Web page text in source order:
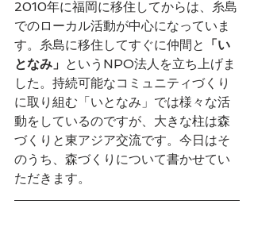
2010年に福岡に移住してからは、糸島
でのローカル活動が中心になっていま
す。糸島に移住してすぐに仲間と
「い
となみ」 というNPO法人を立ち上げま
した。持続可能なコミュニティづくり
に取り組む「いとなみ」では様々な活
動をしているのですが、大きな柱は森
づくりと東アジア交流です。今日はそ
のうち、森づくりについて書かせてい
ただきます。